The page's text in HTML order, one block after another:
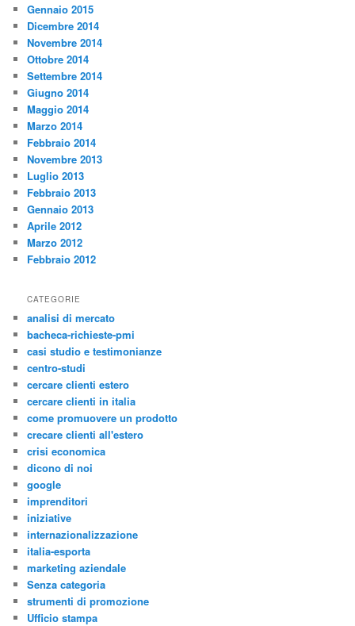
Gennaio 2015
Dicembre 2014
Novembre 2014
Ottobre 2014
Settembre 2014
Giugno 2014
Maggio 2014
Marzo 2014
Febbraio 2014
Novembre 2013
Luglio 2013
Febbraio 2013
Gennaio 2013
Aprile 2012
Marzo 2012
Febbraio 2012
CATEGORIE
analisi di mercato
bacheca-richieste-pmi
casi studio e testimonianze
centro-studi
cercare clienti estero
cercare clienti in italia
come promuovere un prodotto
crecare clienti all'estero
crisi economica
dicono di noi
google
imprenditori
iniziative
internazionalizzazione
italia-esporta
marketing aziendale
Senza categoria
strumenti di promozione
Ufficio stampa